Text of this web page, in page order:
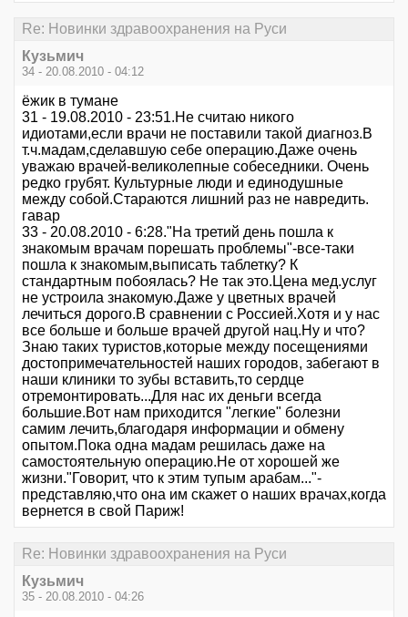
Re: Новинки здравоохранения на Руси
Кузьмич
34 - 20.08.2010 - 04:12
ёжик в тумане
31 - 19.08.2010 - 23:51.Не считаю никого
идиотами,если врачи не поставили такой диагноз.В
т.ч.мадам,сделавшую себе операцию.Даже очень
уважаю врачей-великолепные собеседники. Очень
редко грубят. Культурные люди и единодушные
между собой.Стараются лишний раз не навредить.
гавар
33 - 20.08.2010 - 6:28."На третий день пошла к
знакомым врачам порешать проблемы"-все-таки
пошла к знакомым,выписать таблетку? К
стандартным побоялась? Не так это.Цена мед.услуг
не устроила знакомую.Даже у цветных врачей
лечиться дорого.В сравнении с Россией.Хотя и у нас
все больше и больше врачей другой нац.Ну и что?
Знаю таких туристов,которые между посещениями
достопримечательностей наших городов, забегают в
наши клиники то зубы вставить,то сердце
отремонтировать...Для нас их деньги всегда
большие.Вот нам приходится "легкие" болезни
самим лечить,благодаря информации и обмену
опытом.Пока одна мадам решилась даже на
самостоятельную операцию.Не от хорошей же
жизни."Говорит, что к этим тупым арабам..."-
представляю,что она им скажет о наших врачах,когда
вернется в свой Париж!
Re: Новинки здравоохранения на Руси
Кузьмич
35 - 20.08.2010 - 04:26